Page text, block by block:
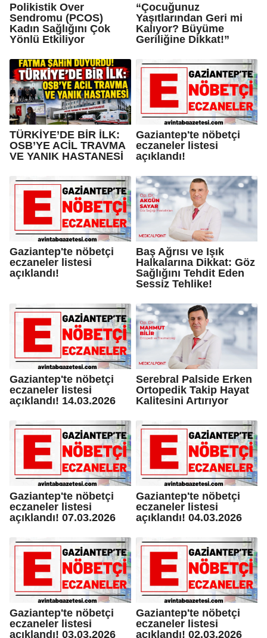
Polikistik Over
Sendromu (PCOS)
Kadın Sağlığını Çok
Yönlü Etkiliyor
“Çocuğunuz
Yaşıtlarından Geri mi
Kalıyor? Büyüme
Geriliğine Dikkat!”
TÜRKİYE’DE BİR İLK:
OSB’YE ACİL TRAVMA
VE YANIK HASTANESİ
Gaziantep'te nöbetçi
eczaneler listesi
açıklandı!
Gaziantep'te nöbetçi
eczaneler listesi
açıklandı!
Baş Ağrısı ve Işık
Halkalarına Dikkat: Göz
Sağlığını Tehdit Eden
Sessiz Tehlike!
Gaziantep'te nöbetçi
eczaneler listesi
açıklandı! 14.03.2026
Serebral Palside Erken
Ortopedik Takip Hayat
Kalitesini Artırıyor
Gaziantep'te nöbetçi
eczaneler listesi
açıklandı! 07.03.2026
Gaziantep'te nöbetçi
eczaneler listesi
açıklandı! 04.03.2026
Gaziantep'te nöbetçi
eczaneler listesi
açıklandı! 03.03.2026
Gaziantep'te nöbetçi
eczaneler listesi
açıklandı! 02.03.2026